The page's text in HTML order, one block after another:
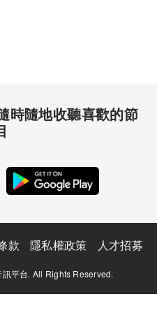
時隨地收聽喜歡的節
款 隱私權政策 人才招募
平台. All Rights Reserved.